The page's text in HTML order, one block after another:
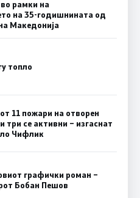
рамки на
на 35-годишнината од
Македонија
топло
11 пожари на отворен
три се активни – изгаснат
Чифлик
графички роман –
Бобан Пешов